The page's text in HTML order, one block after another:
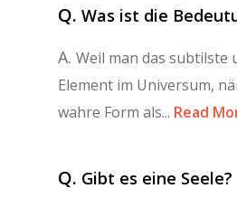
Q. Was ist die
A. Weil man das
Element im Universum,
wahre Form als... Read
Q. Gibt es eine Seele?